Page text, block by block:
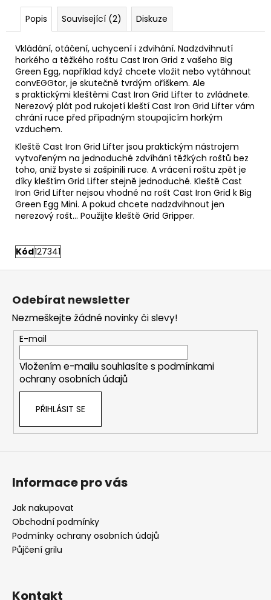
Popis Související (2) Diskuze
Vkládání, otáčení, uchycení i zdvihání. Nadzdvihnutí
horkého a těžkého roštu Cast Iron Grid z vašeho Big
Green Egg, například když chcete vložit nebo vytáhnout
convEGGtor, je skutečně tvrdým oříškem. Ale
s praktickými kleštěmi Cast Iron Grid Lifter to zvládnete.
Nerezový plát pod rukojetí kleští Cast Iron Grid Lifter vám
chrání ruce před případným stoupajícím horkým
vzduchem.
Kleště Cast Iron Grid Lifter jsou praktickým nástrojem
vytvořeným na jednoduché zdvíhání těžkých roštů bez
toho, aniž byste si zašpinili ruce. A vrácení roštu zpět je
díky kleštím Grid Lifter stejně jednoduché. Kleště Cast
Iron Grid Lifter nejsou vhodné na rošt Cast Iron Grid k Big
Green Egg Mini. A pokud chcete nadzdvihnout jen
nerezový rošt… Použijte kleště Grid Gripper.
Kód127341
Z
Odebírat newsletter
Nezmeškejte žádné novinky či slevy!
E-mail
Vložením e-mailu souhlasíte s podmínkami
ochrany osobních údajů
PŘIHLÁSIT SE
Informace pro vás
Jak nakupovat
Obchodní podmínky
Podmínky ochrany osobních údajů
Půjčení grilu
Kontakt